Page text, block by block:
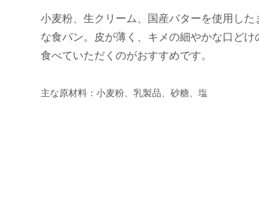
小麦粉、生クリーム、国産バターを使用し
な食パン。皮が薄く、キメの細やかな口ど
食べていただくのがおすすめです。
主な原材料：小麦粉、乳製品、砂糖、塩